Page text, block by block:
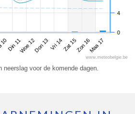
Din 11Woe 12Don 13Vri 14Zat 15Zon 16Maa 17
0
4
www.meteobelgie.be
neerslag voor de komende dagen.